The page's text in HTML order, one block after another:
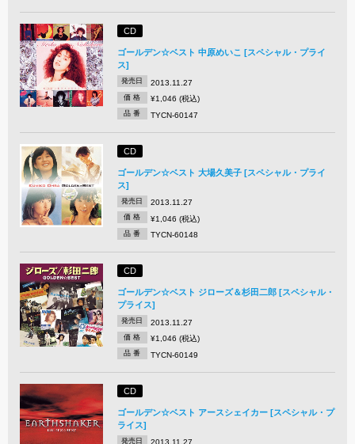
CD
ゴールデン☆ベスト 中原めいこ [スペシャル・プライ
ス]
発売日 2013.11.27
価 格 ¥1,046 (税込)
品 番 TYCN-60147
CD
ゴールデン☆ベスト 大場久美子 [スペシャル・プライ
ス]
発売日 2013.11.27
価 格 ¥1,046 (税込)
品 番 TYCN-60148
CD
ゴールデン☆ベスト ジローズ＆杉田二郎 [スペシャル・
プライス]
発売日 2013.11.27
価 格 ¥1,046 (税込)
品 番 TYCN-60149
CD
ゴールデン☆ベスト アースシェイカー [スペシャル・プ
ライス]
発売日 2013.11.27